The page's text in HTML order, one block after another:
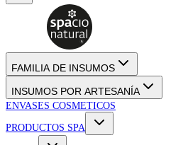
FAMILIA DE INSUMOS
INSUMOS POR ARTESANÍA
ENVASES COSMETICOS
PRODUCTOS SPA